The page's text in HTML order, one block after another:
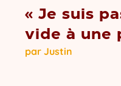
« Je suis
vide à une
parJustin